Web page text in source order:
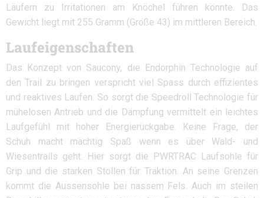
Läufern zu Irritationen am Knöchel führen könnte. Das
Gewicht liegt mit 255 Gramm (Größe 43) im mittleren Bereich.
Laufeigenschaften
Das Konzept von Saucony, die Endorphin Technologie auf
den Trail zu bringen verspricht viel Spass durch effizientes
und reaktives Laufen. So sorgt die Speedroll Technologie für
mühelosen Antrieb und die Dämpfung vermittelt ein leichtes
Laufgefühl mit hoher Energierückgabe. Keine Frage, der
Schuh macht mächtig Spaß wenn es über Wald- und
Wiesentrails geht. Hier sorgt die PWRTRAC Laufsohle für
Grip und die starken Stollen für Traktion. An seine Grenzen
kommt die Aussensohle bei nassem Fels. Auch im steilen